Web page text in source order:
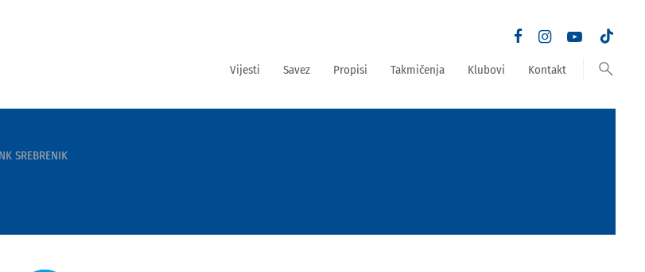
Vijesti Savez Propisi Takmičenja Klubovi Kontakt search
SREBRENIK